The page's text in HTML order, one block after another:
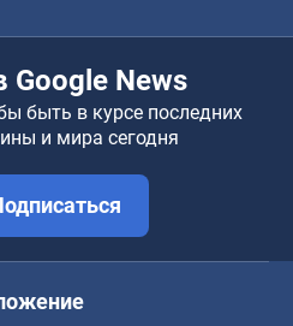
Google News
быть в курсе последних
и мира сегодня